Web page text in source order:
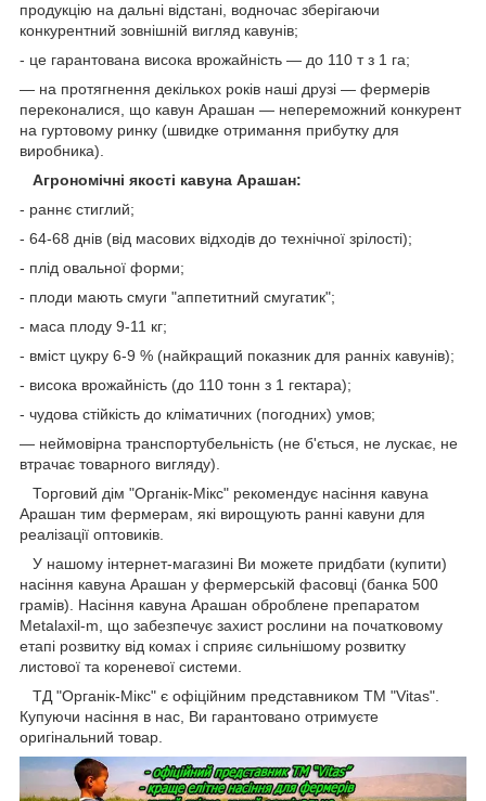
продукцію на дальні відстані, водночас зберігаючи
конкурентний зовнішній вигляд кавунів;
- це гарантована висока врожайність — до 110 т з 1 га;
— на протягнення декількох років наші друзі — фермерів
переконалися, що кавун Арашан — непереможний конкурент
на гуртовому ринку (швидке отримання прибутку для
виробника).
Агрономічні якості кавуна Арашан:
- раннє стиглий;
- 64-68 днів (від масових відходів до технічної зрілості);
- плід овальної форми;
- плоди мають смуги "аппетитний смугатик";
- маса плоду 9-11 кг;
- вміст цукру 6-9 % (найкращий показник для ранніх кавунів);
- висока врожайність (до 110 тонн з 1 гектара);
- чудова стійкість до кліматичних (погодних) умов;
— неймовірна транспортубельність (не б'ється, не лускає, не
втрачає товарного вигляду).
Торговий дім "Органік-Мікс" рекомендує насіння кавуна
Арашан тим фермерам, які вирощують ранні кавуни для
реалізації оптовиків.
У нашому інтернет-магазині Ви можете придбати (купити)
насіння кавуна Арашан у фермерській фасовці (банка 500
грамів). Насіння кавуна Арашан оброблене препаратом
Metalaxil-m, що забезпечує захист рослини на початковому
етапі розвитку від комах і сприяє сильнішому розвитку
листової та кореневої системи.
ТД "Органік-Мікс" є офіційним представником ТМ "Vitas".
Купуючи насіння в нас, Ви гарантовано отримуєте
оригінальний товар.